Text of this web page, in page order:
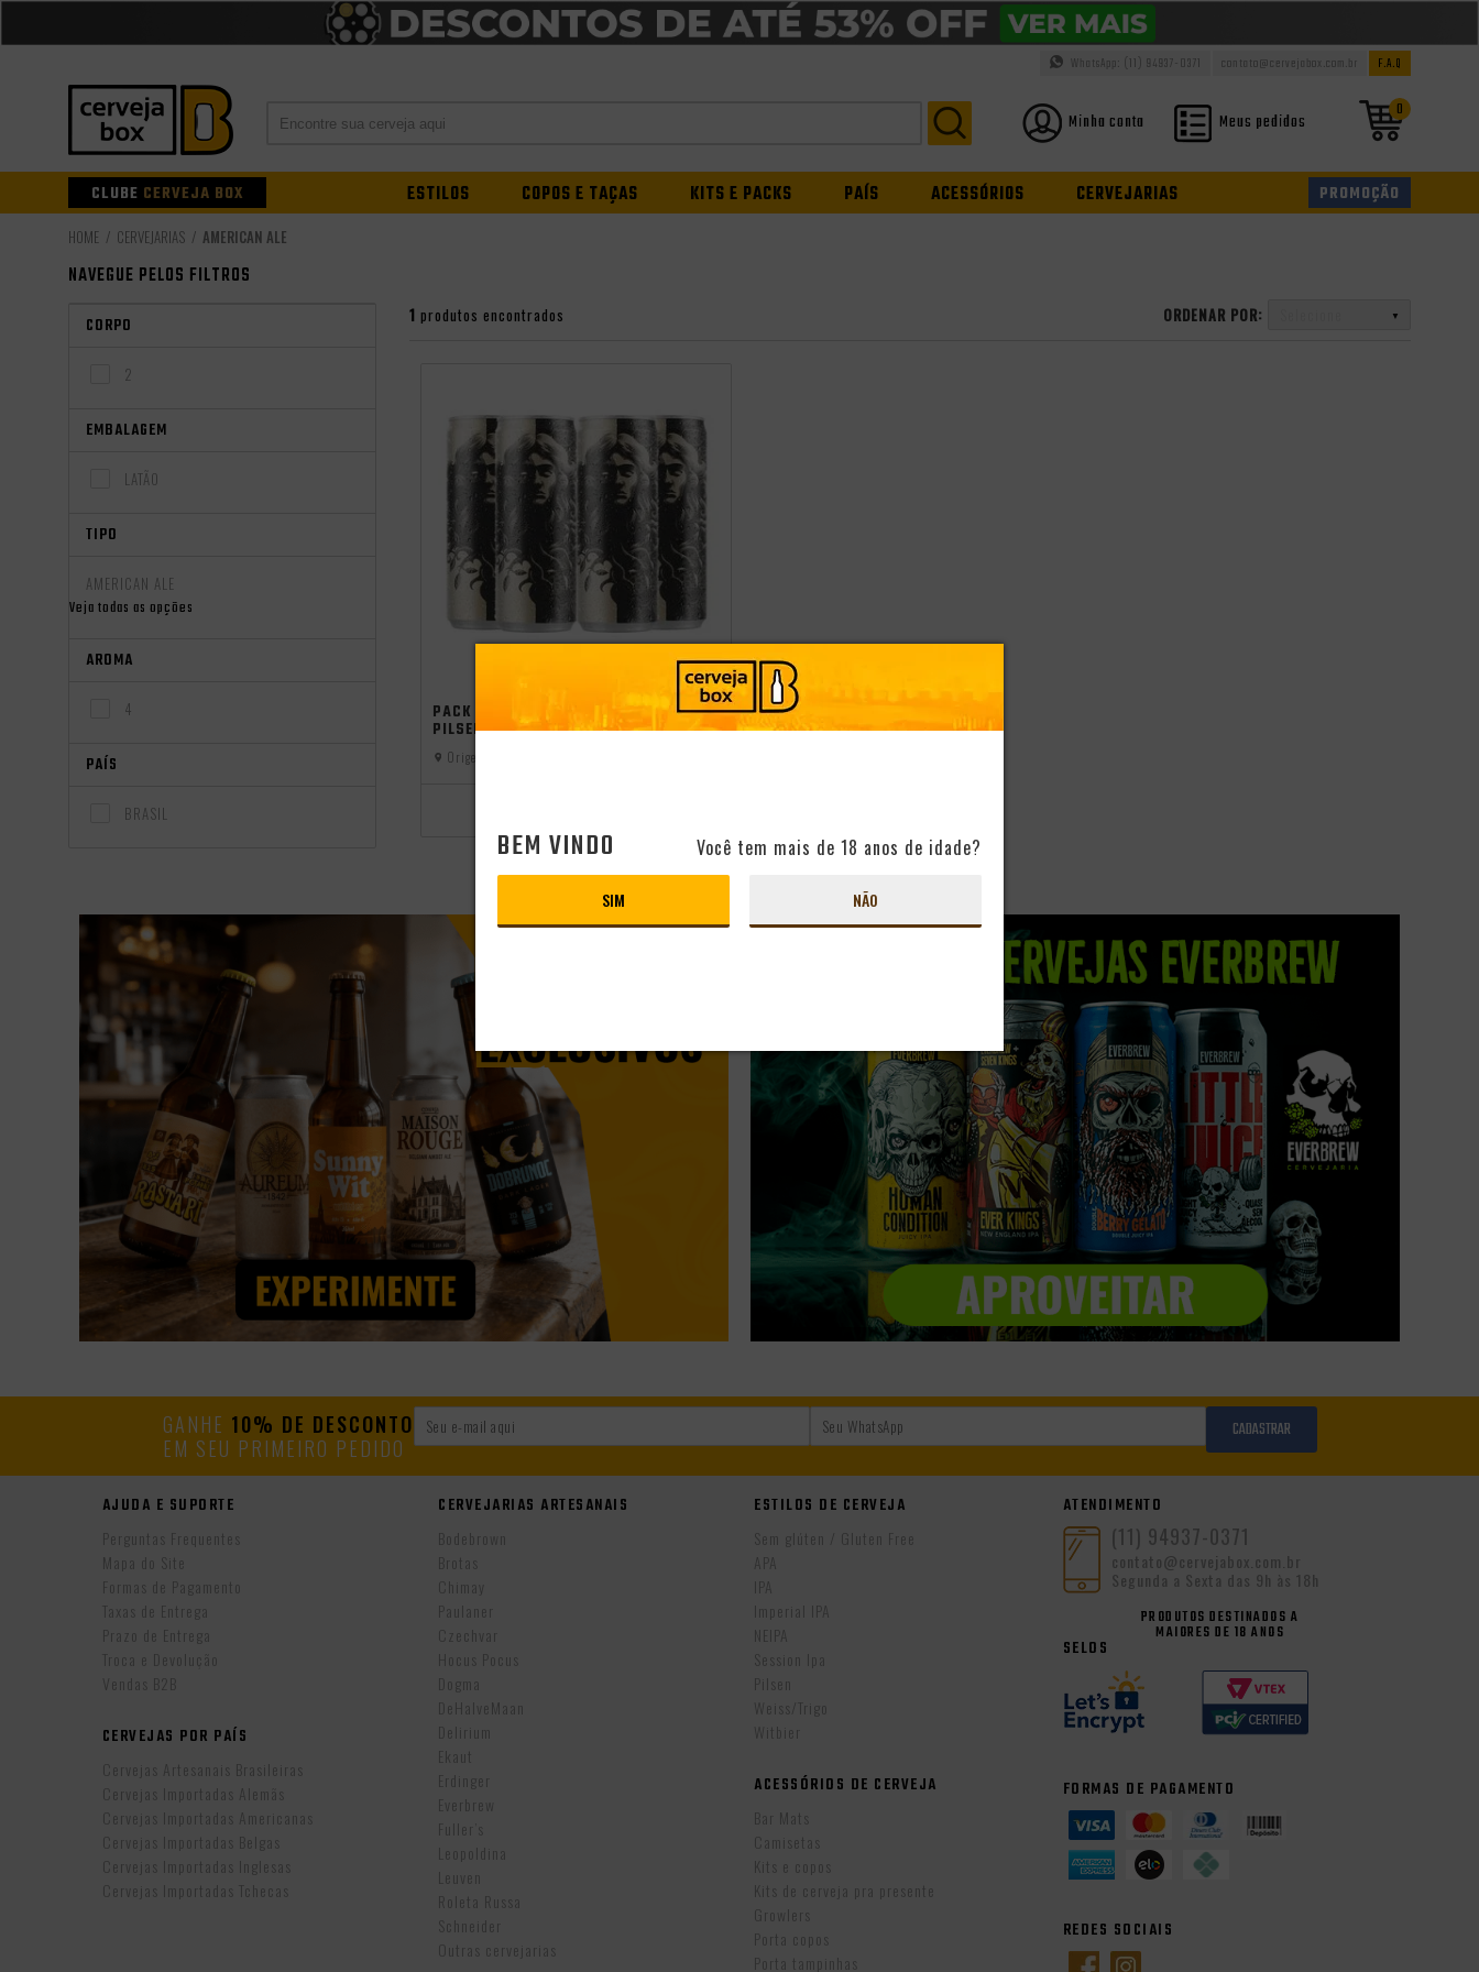
F.A.Q
contato@cervejabox.com.br
WhatsApp: (11) 94937-0371
0
Minha conta Meus pedidos
CLUBE CERVEJA BOX ESTILOS COPOS E TAÇAS KITS E PACKS PAÍS ACESSÓRIOS CERVEJARIAS PROMOÇÃO
CERVEJARIAS AMERICAN ALE
NAVEGUE PELOS FILTROS
CORPO
2
EMBALAGEM
LATÃO
TIPO
AMERICAN ALE
Veja todas as opções
AROMA
4
PAÍS
BRASIL
1 produtos encontrados ORDENAR POR:
PACK 4 CERVEJAS DOGMA
PILSEN DRY LOW CARB 355ML
Origem:
GANHE 10% DE DESCONTO
EM SEU PRIMEIRO PEDIDO
CADASTRAR
AJUDA E SUPORTE
Perguntas Frequentes
Mapa do Site
Formas de Pagamento
Taxas de Entrega
Prazo de Entrega
Troca e Devolução
Vendas B2B
CERVEJAS POR PAÍS
Cervejas Artesanais Brasileiras
Cervejas Importadas Alemãs
Cervejas Importadas Americanas
Cervejas Importadas Belgas
Cervejas Importadas Inglesas
Cervejas Importadas Tchecas
CERVEJARIAS ARTESANAIS
Bodebrown
Brotas
Chimay
Paulaner
Czechvar
Hocus Pocus
Dogma
DeHalveMaan
Delirium
Ekaut
Erdinger
Everbrew
Fuller’s
Leopoldina
Leuven
Roleta Russa
Schneider
Outras cervejarias
ESTILOS DE CERVEJA
Sem glúten / Gluten Free
APA
IPA
Imperial IPA
NEIPA
Session Ipa
Pilsen
Weiss/Trigo
Witbier
ACESSÓRIOS DE CERVEJA
Bar Mats
Camisetas
Kits e copos
Kits de cerveja pra presente
Growlers
Porta copos
Porta tampinhas
ATENDIMENTO
(11) 94937-0371
contato@cervejabox.com.br
Segunda a Sexta das 9h às 18h
PRODUTOS DESTINADOS A
MAIORES DE 18 ANOS
SELOS
FORMAS DE PAGAMENTO
REDES SOCIAIS
BEM VINDO Você tem mais de 18 anos de idade?
SIM NÃO